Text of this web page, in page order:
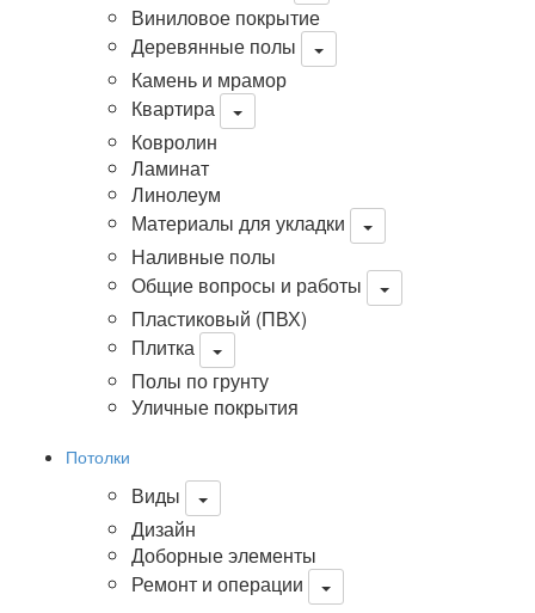
Виниловое покрытие
Деревянные полы
Камень и мрамор
Квартира
Ковролин
Ламинат
Линолеум
Материалы для укладки
Наливные полы
Общие вопросы и работы
Пластиковый (ПВХ)
Плитка
Полы по грунту
Уличные покрытия
Потолки
Виды
Дизайн
Доборные элементы
Ремонт и операции